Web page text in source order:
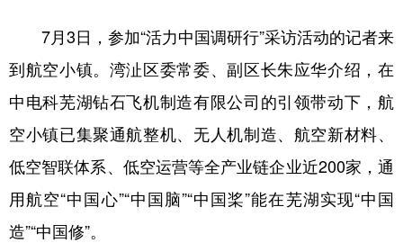
北京 天津 河北 山西
辽宁 吉林 上海 江苏
浙江 安徽 福建 江西
山东 河南 湖北 湖南
广东 广西 海南 重庆
7月3日，参加“活力中国调研行”采访活动的记者来
到航空小镇。湾沚区委常委、副区长朱应华介绍，在
中电科芜湖钻石飞机制造有限公司的引领带动下，航
空小镇已集聚通航整机、无人机制造、航空新材料、
低空智联体系、低空运营等全产业链企业近200家，通
用航空“中国心”“中国脑”“中国桨”能在芜湖实现“中国
造”“中国修”。